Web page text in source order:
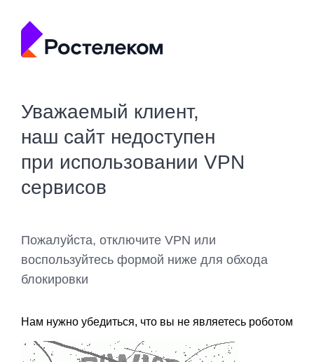
Уважаемый клиент,
наш сайт недоступен
при использовании VPN
сервисов
Пожалуйста, отключите VPN или
воспользуйтесь формой ниже для обхода
блокировки
Нам нужно убедиться, что вы не являетесь роботом